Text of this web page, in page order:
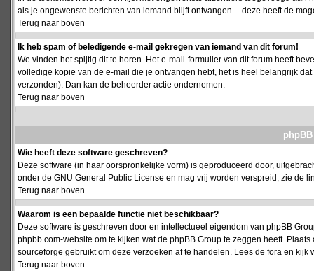
als je ongewenste berichten van iemand blijft ontvangen -- deze heeft de
Terug naar boven
Ik heb spam of beledigende e-mail gekregen van iemand van dit forum!
We vinden het spijtig dit te horen. Het e-mail-formulier van dit forum heeft
volledige kopie van de e-mail die je ontvangen hebt, het is heel belangrijk
verzonden). Dan kan de beheerder actie ondernemen.
Terug naar boven
Wie heeft deze software geschreven?
Deze software (in haar oorspronkelijke vorm) is geproduceerd door,
onder de GNU General Public License en mag vrij worden verspreid; zie de
Terug naar boven
Waarom is een bepaalde functie niet beschikbaar?
Deze software is geschreven door en intellectueel eigendom van phpBB
phpbb.com-website om te kijken wat de phpBB Group te zeggen heeft.
sourceforge gebruikt om deze verzoeken af te handelen. Lees de fora en
Terug naar boven